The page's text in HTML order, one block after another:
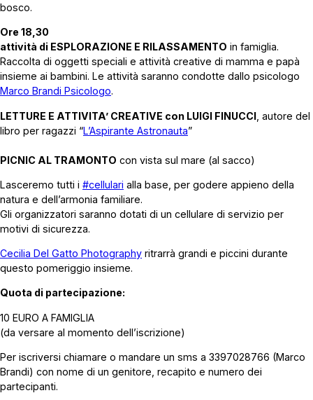
bosco.
Ore 18,30
attività di ESPLORAZIONE E RILASSAMENTO in famiglia.
Raccolta di oggetti speciali e attività creative di mamma e papà
insieme ai bambini. Le attività saranno condotte dallo psicologo
Marco Brandi Psicologo.
LETTURE E ATTIVITA’ CREATIVE con LUIGI FINUCCI , autore del
libro per ragazzi “L’Aspirante Astronauta”
PICNIC AL TRAMONTO con vista sul mare (al sacco)
Lasceremo tutti i #cellulari alla base, per godere appieno della
natura e dell’armonia familiare.
Gli organizzatori saranno dotati di un cellulare di servizio per
motivi di sicurezza.
Cecilia Del Gatto Photography ritrarrà grandi e piccini durante
questo pomeriggio insieme.
Quota di partecipazione:
10 EURO A FAMIGLIA
(da versare al momento dell’iscrizione)
Per iscriversi chiamare o mandare un sms a 3397028766 (Marco
Brandi) con nome di un genitore, recapito e numero dei
partecipanti.